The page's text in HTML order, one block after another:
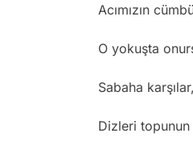
Acımızın
O yokuşta
Sabaha
Dizleri